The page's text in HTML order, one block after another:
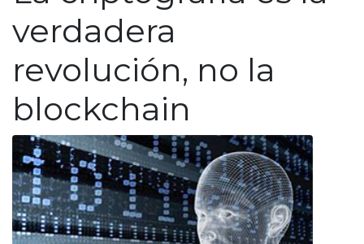
verdadera
revolución, no la
blockchain